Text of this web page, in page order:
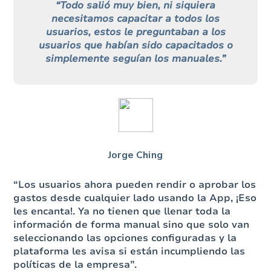
“Todo salió muy bien, ni siquiera
necesitamos capacitar a todos los
usuarios, estos le preguntaban a los
usuarios que habían sido capacitados o
simplemente seguían los manuales.”
Jorge Ching
“Los usuarios ahora pueden rendir o aprobar los
gastos desde cualquier lado usando la App, ¡Eso
les encanta!. Ya no tienen que llenar toda la
información de forma manual sino que solo van
seleccionando las opciones configuradas y la
plataforma les avisa si están incumpliendo las
políticas de la empresa”.